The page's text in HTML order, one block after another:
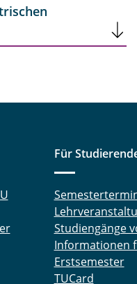
Für
Studiengänge
Informationen
Erstsemester
TUCard